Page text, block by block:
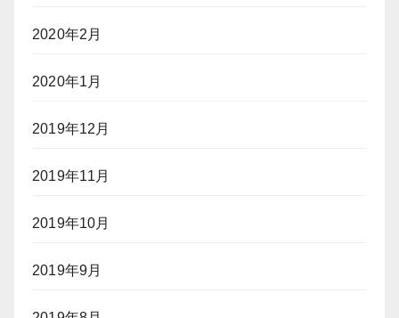
2020年2月
2020年1月
2019年12月
2019年11月
2019年10月
2019年9月